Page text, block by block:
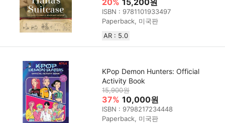
ISBN : 9781101933497
Paperback, 미국판
AR : 5.0
KPop Demon Hunters: Official
Activity Book
15,900원
37% 10,000원
ISBN : 9798217234448
Paperback, 미국판